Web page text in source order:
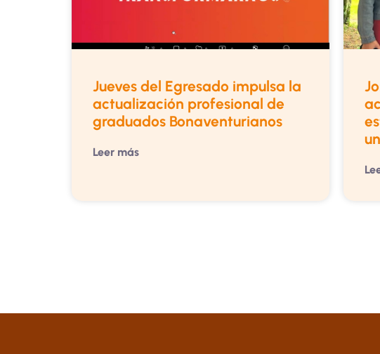
Jueves del Egresado impulsa la
actualización profesional de
graduados Bonaventurianos
Leer más